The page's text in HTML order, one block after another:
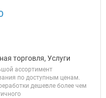
торговля, Услуги
ассортимент
по доступным ценам.
дешевле более чем